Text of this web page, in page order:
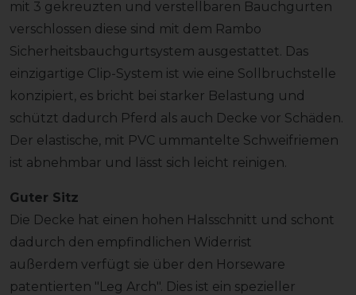
mit 3 gekreuzten und verstellbaren Bauchgurten
verschlossen diese sind mit dem Rambo
Sicherheitsbauchgurtsystem ausgestattet. Das
einzigartige Clip-System ist wie eine Sollbruchstelle
konzipiert, es bricht bei starker Belastung und
schützt dadurch Pferd als auch Decke vor Schäden.
Der elastische, mit PVC ummantelte Schweifriemen
ist abnehmbar und lässt sich leicht reinigen.
Guter Sitz
Die Decke hat einen hohen Halsschnitt und schont
dadurch den empfindlichen Widerrist
außerdem verfügt sie über den Horseware
patentierten "Leg Arch". Dies ist ein spezieller